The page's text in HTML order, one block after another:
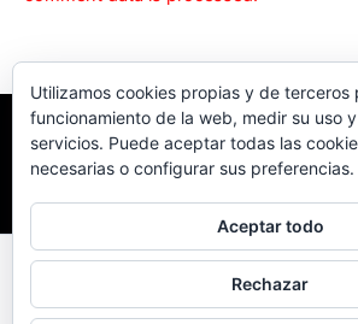
Política Cookies| Política
© 2023 |
Utilizamos cookies propias y de terceros
funcionamiento de la web, medir su uso
servicios. Puede aceptar todas las
necesarias o configurar sus preferencias.
Aceptar todo
Rechazar